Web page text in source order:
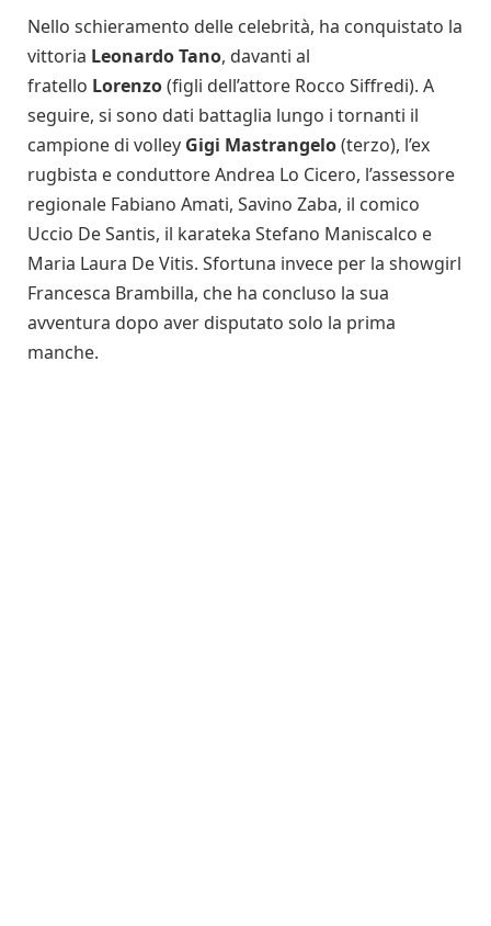
Nello schieramento delle celebrità, ha conquistato la
vittoria Leonardo Tano, davanti al
fratello Lorenzo(figli dell’attore Rocco Siffredi). A
seguire, si sono dati battaglia lungo i tornanti il
campione di volley Gigi Mastrangelo(terzo), l’ex
rugbista e conduttore Andrea Lo Cicero, l’assessore
regionale Fabiano Amati, Savino Zaba, il comico
Uccio De Santis, il karateka Stefano Maniscalco e
Maria Laura De Vitis. Sfortuna invece per la showgirl
Francesca Brambilla, che ha concluso la sua
avventura dopo aver disputato solo la prima
manche.